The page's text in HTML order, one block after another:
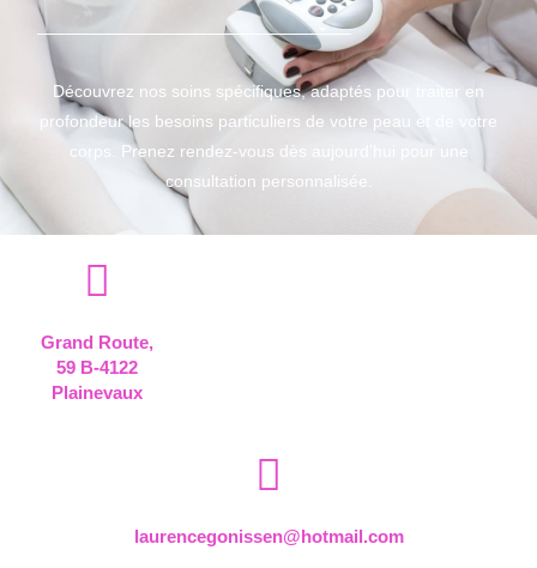
Découvrez nos soins spécifiques, adaptés pour traiter en
profondeur les besoins particuliers de votre peau et de votre
corps. Prenez rendez-vous dès aujourd’hui pour une
consultation personnalisée.
Grand Route,
59 B-4122
Plainevaux
laurencegonissen@hotmail.com